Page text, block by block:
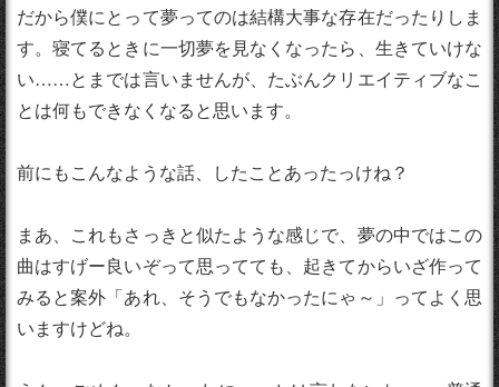
だから僕にとって夢ってのは結構大事な存在だったりしま
す。寝てるときに一切夢を見なくなったら、生きていけな
い……とまでは言いませんが、たぶんクリエイティブなこ
とは何もできなくなると思います。
前にもこんなような話、したことあったっけね？
まあ、これもさっきと似たような感じで、夢の中ではこの
曲はすげー良いぞって思ってても、起きてからいざ作って
みると案外「あれ、そうでもなかったにゃ～」ってよく思
いますけどね。